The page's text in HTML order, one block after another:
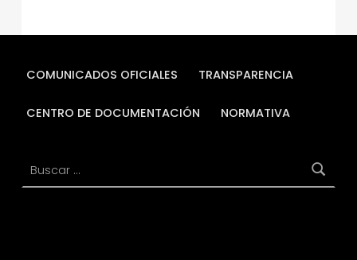
COMUNICADOS OFICIALES TRANSPARENCIA
CENTRO DE DOCUMENTACIÓN NORMATIVA